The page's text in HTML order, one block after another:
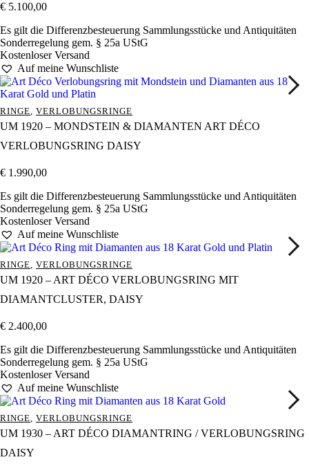
€ 5.100,00
Es gilt die Differenzbesteuerung Sammlungsstücke und Antiquitäten
Sonderregelung gem. § 25a UStG
Kostenloser Versand
Auf meine Wunschliste
RINGE, VERLOBUNGSRINGE
UM 1920 – MONDSTEIN & DIAMANTEN ART DÉCO
VERLOBUNGSRING DAISY
€ 1.990,00
Es gilt die Differenzbesteuerung Sammlungsstücke und Antiquitäten
Sonderregelung gem. § 25a UStG
Kostenloser Versand
Auf meine Wunschliste
RINGE, VERLOBUNGSRINGE
UM 1920 – ART DÉCO VERLOBUNGSRING MIT
DIAMANTCLUSTER, DAISY
€ 2.400,00
Es gilt die Differenzbesteuerung Sammlungsstücke und Antiquitäten
Sonderregelung gem. § 25a UStG
Kostenloser Versand
Auf meine Wunschliste
RINGE, VERLOBUNGSRINGE
UM 1930 – ART DÉCO DIAMANTRING / VERLOBUNGSRING
DAISY